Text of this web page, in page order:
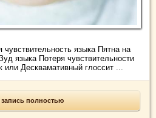
языка Пятна на
языка Потеря чувствительности
или Десквамативный глоссит ...
запись полностью